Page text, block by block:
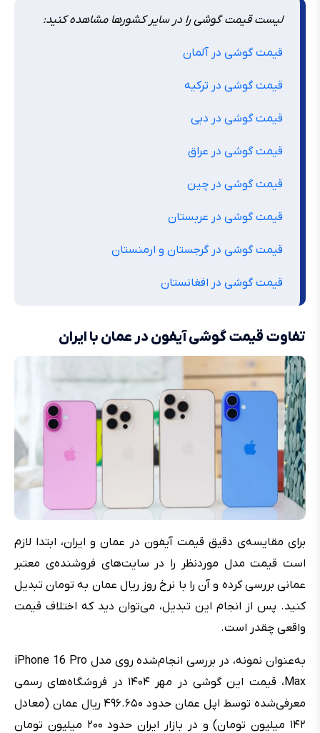
لیست قیمت گوشی را در سایر کشورها مشاهده کنید:
قیمت گوشی در آلمان
قیمت گوشی در ترکیه
قیمت گوشی در دبی
قیمت گوشی در عراق
قیمت گوشی در چین
قیمت گوشی در عربستان
قیمت گوشی در گرجستان و ارمنستان
قیمت گوشی در افغانستان
تفاوت قیمت گوشی آیفون در عمان با ایران
برای مقایسه‌ی دقیق قیمت آیفون در عمان و ایران، ابتدا لازم
است قیمت مدل موردنظر را در سایت‌های فروشنده‌ی معتبر
عمانی بررسی کرده و آن را با نرخ روز ریال عمان به تومان تبدیل
کنید. پس از انجام این تبدیل، می‌توان دید که اختلاف قیمت
واقعی چقدر است.
به‌عنوان نمونه، در بررسی انجام‌شده روی مدل iPhone 16 Pro
Max، قیمت این گوشی در مهر ۱۴۰۴ در فروشگاه‌های رسمی
معرفی‌شده توسط اپل عمان حدود ۴۹۶.۶۵۰ ریال عمان (معادل
۱۴۲ میلیون تومان) و در بازار ایران حدود ۲۰۰ میلیون تومان